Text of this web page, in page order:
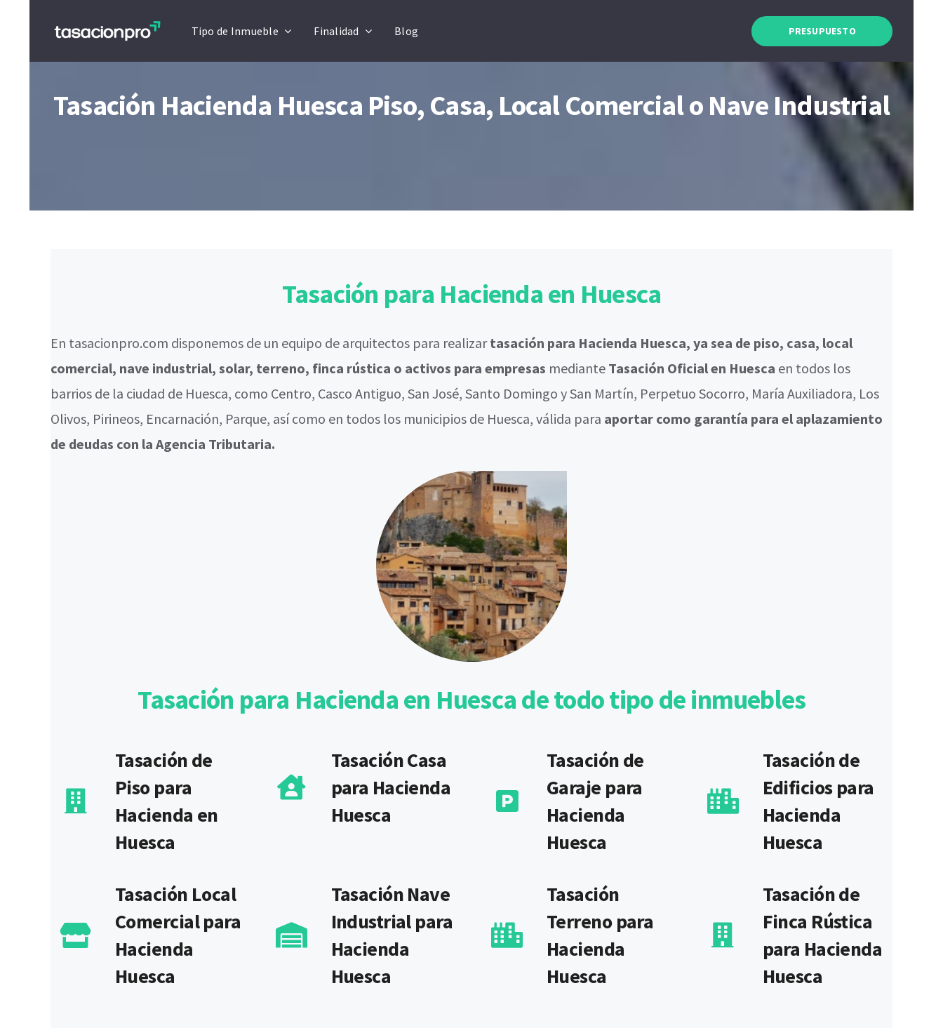
Tipo de Inmueble Finalidad Blog PRESUPUESTO
Tasación Hacienda Huesca Piso, Casa, Local Comercial o Nave Industrial
Tasación para Hacienda en Huesca
En tasacionpro.com disponemos de un equipo de arquitectos para realizartasación para Hacienda Huesca, ya sea de piso, casa, local
comercial, nave industrial, solar, terreno, finca rústica o activos para empresas mediante Tasación Oficial en Huesca en todos los
barrios de la ciudad de Huesca, como Centro, Casco Antiguo, San José, Santo Domingo y San Martín, Perpetuo Socorro, María Auxiliadora, Los
Olivos, Pirineos, Encarnación, Parque, así como en todos los municipios de Huesca, válida para aportar como garantía para el aplazamiento
de deudas con la Agencia Tributaria.
Tasación para Hacienda en Huesca de todo tipo de inmuebles
Tasación de
Piso para
Hacienda en
Huesca
Tasación Casa
para Hacienda
Huesca
Tasación de
Garaje para
Hacienda
Huesca
Tasación de
Edificios para
Hacienda
Huesca
Tasación Local
Comercial para
Hacienda
Huesca
Tasación Nave
Industrial para
Hacienda
Huesca
Tasación
Terreno para
Hacienda
Huesca
Tasación de
Finca Rústica
para Hacienda
Huesca